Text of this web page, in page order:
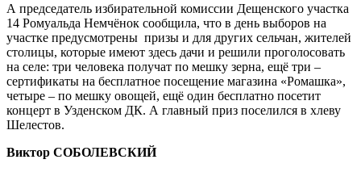
А председатель избирательной комиссии Дещенского участка
14 Ромуальда Немчёнок сообщила, что в день выборов на
участке предусмотрены призы и для других сельчан, жителей
столицы, которые имеют здесь дачи и решили проголосовать
на селе: три человека получат по мешку зерна, ещё три –
сертификаты на бесплатное посещение магазина «Ромашка»,
четыре – по мешку овощей, ещё один бесплатно посетит
концерт в Узденском ДК. А главный приз поселился в хлеву
Шелестов.
Виктор СОБОЛЕВСКИЙ